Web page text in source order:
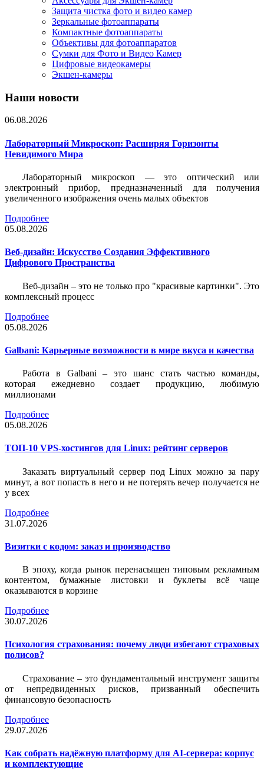
Защита чистка фото и видео камер
Зеркальные фотоаппараты
Компактные фотоаппараты
Объективы для фотоаппаратов
Сумки для Фото и Видео Камер
Цифровые видеокамеры
Экшен-камеры
Наши новости
06.08.2026
Лабораторный Микроскоп: Расширяя Горизонты
Невидимого Мира
Лабораторный микроскоп — это оптический или
электронный прибор, предназначенный для получения
увеличенного изображения очень малых объектов
Подробнее
05.08.2026
Веб-дизайн: Искусство Создания Эффективного
Цифрового Пространства
Веб-дизайн – это не только про "красивые картинки". Это
комплексный процесс
Подробнее
05.08.2026
Galbani: Карьерные возможности в мире вкуса и качества
Работа в Galbani – это шанс стать частью команды,
которая ежедневно создает продукцию, любимую
миллионами
Подробнее
05.08.2026
ТОП-10 VPS-хостингов для Linux: рейтинг серверов
Заказать виртуальный сервер под Linux можно за пару
минут, а вот попасть в него и не потерять вечер получается не
у всех
Подробнее
31.07.2026
Визитки c кодом: заказ и производство
В эпоху, когда рынок перенасыщен типовым рекламным
контентом, бумажные листовки и буклеты всё чаще
оказываются в корзине
Подробнее
30.07.2026
Психология страхования: почему люди избегают страховых
полисов?
Страхование – это фундаментальный инструмент защиты
от непредвиденных рисков, призванный обеспечить
финансовую безопасность
Подробнее
29.07.2026
Как собрать надёжную платформу для AI-сервера: корпус
и комплектующие